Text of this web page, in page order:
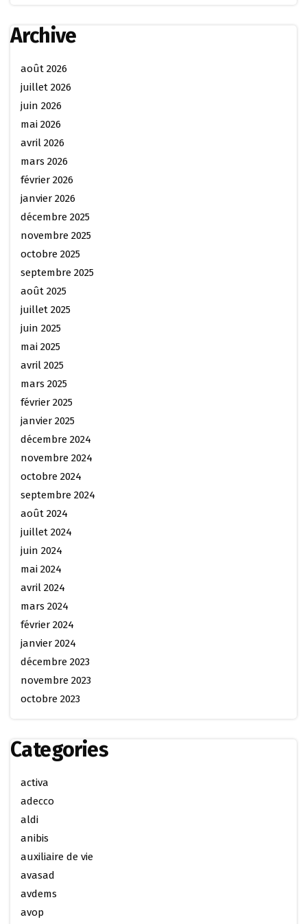
Archive
août 2026
juillet 2026
juin 2026
mai 2026
avril 2026
mars 2026
février 2026
janvier 2026
décembre 2025
novembre 2025
octobre 2025
septembre 2025
août 2025
juillet 2025
juin 2025
mai 2025
avril 2025
mars 2025
février 2025
janvier 2025
décembre 2024
novembre 2024
octobre 2024
septembre 2024
août 2024
juillet 2024
juin 2024
mai 2024
avril 2024
mars 2024
février 2024
janvier 2024
décembre 2023
novembre 2023
octobre 2023
Categories
activa
adecco
aldi
anibis
auxiliaire de vie
avasad
avdems
avop